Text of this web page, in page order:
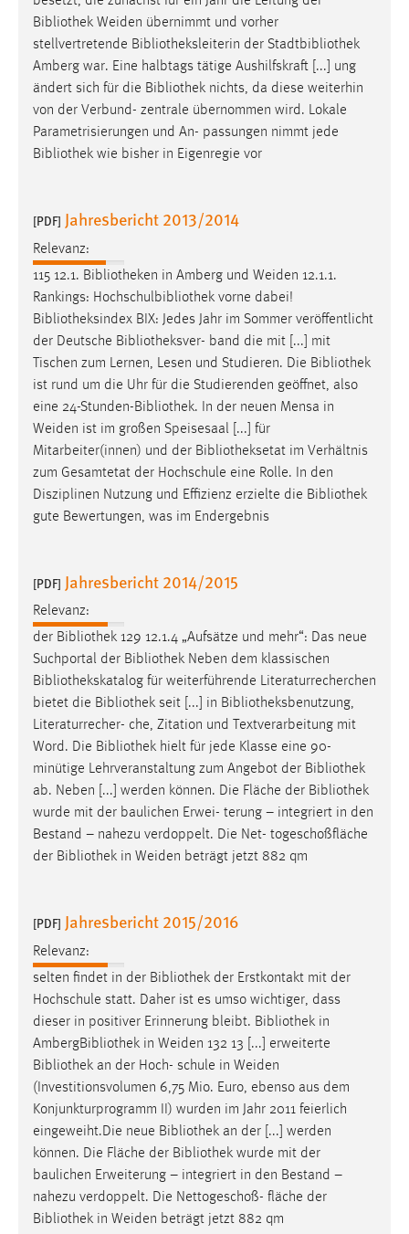
Bibliothek Weiden übernimmt und vorher
stellvertretende Bibliotheksleiterin der Stadtbibliothek
Amberg war. Eine halbtags tätige Aushilfskraft [...] ung
ändert sich für die Bibliothek nichts, da diese weiterhin
von der Verbund- zentrale übernommen wird. Lokale
Parametrisierungen und An- passungen nimmt jede
Bibliothek wie bisher in Eigenregie vor
[PDF] Jahresbericht 2013/2014
Relevanz:
115 12.1. Bibliotheken in Amberg und Weiden 12.1.1.
Rankings: Hochschulbibliothek vorne dabei!
Bibliotheksindex BIX: Jedes Jahr im Sommer veröffentlicht
der Deutsche Bibliotheksver- band die mit [...] mit
Tischen zum Lernen, Lesen und Studieren. Die Bibliothek
ist rund um die Uhr für die Studierenden geöffnet, also
eine 24-Stunden-Bibliothek. In der neuen Mensa in
Weiden ist im großen Speisesaal [...] für
Mitarbeiter(innen) und der Bibliotheksetat im Verhältnis
zum Gesamtetat der Hochschule eine Rolle. In den
Disziplinen Nutzung und Effizienz erzielte die Bibliothek
gute Bewertungen, was im Endergebnis
[PDF] Jahresbericht 2014/2015
Relevanz:
der Bibliothek 129 12.1.4 „Aufsätze und mehr“: Das neue
Suchportal der Bibliothek Neben dem klassischen
Bibliothekskatalog für weiterführende Literaturrecherchen
bietet die Bibliothek seit [...] in Bibliotheksbenutzung,
Literaturrecher- che, Zitation und Textverarbeitung mit
Word. Die Bibliothek hielt für jede Klasse eine 90-
minütige Lehrveranstaltung zum Angebot der Bibliothek
ab. Neben [...] werden können. Die Fläche der Bibliothek
wurde mit der baulichen Erwei- terung – integriert in den
Bestand – nahezu verdoppelt. Die Net- togeschoßfläche
der Bibliothek in Weiden beträgt jetzt 882 qm
[PDF] Jahresbericht 2015/2016
Relevanz:
selten findet in der Bibliothek der Erstkontakt mit der
Hochschule statt. Daher ist es umso wichtiger, dass
dieser in positiver Erinnerung bleibt. Bibliothek in
AmbergBibliothek in Weiden 132 13 [...] erweiterte
Bibliothek an der Hoch- schule in Weiden
(Investitionsvolumen 6,75 Mio. Euro, ebenso aus dem
Konjunkturprogramm II) wurden im Jahr 2011 feierlich
eingeweiht.Die neue Bibliothek an der [...] werden
können. Die Fläche der Bibliothek wurde mit der
baulichen Erweiterung – integriert in den Bestand –
nahezu verdoppelt. Die Nettogeschoß- fläche der
Bibliothek in Weiden beträgt jetzt 882 qm